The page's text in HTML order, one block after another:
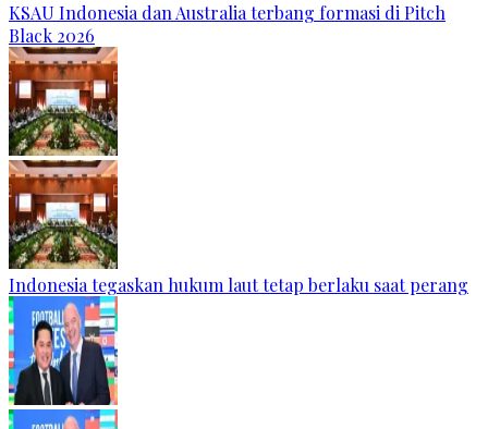
KSAU Indonesia dan Australia terbang formasi di Pitch
Black 2026
Indonesia tegaskan hukum laut tetap berlaku saat perang